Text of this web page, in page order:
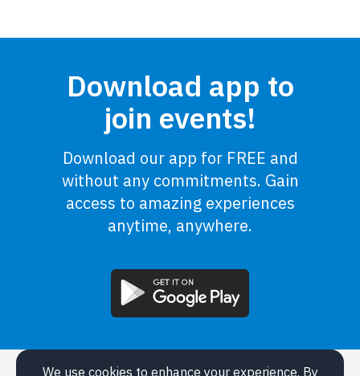
Download app to
join events!
Download our app for FREE and
without any commitments. Gain
access to amazing experiences
anytime, anywhere.
We use cookies to enhance your experience. By